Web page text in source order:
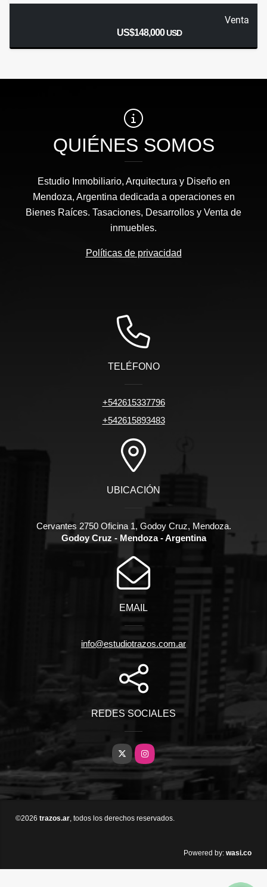
Venta
US$148,000USD
QUIÉNES SOMOS
Estudio Inmobiliario, Arquitectura y Diseño en
Mendoza, Argentina dedicada a operaciones en
Bienes Raíces. Tasaciones, Desarrollos y Venta de
inmuebles.
Políticas de privacidad
TELÉFONO
+542615337796
+542615893483
UBICACIÓN
Cervantes 2750 Oficina 1, Godoy Cruz, Mendoza.
Godoy Cruz - Mendoza - Argentina
EMAIL
info@estudiotrazos.com.ar
REDES SOCIALES
X Instagram
©2026 trazos.ar, todos los derechos reservados.
Powered by: wasi.co